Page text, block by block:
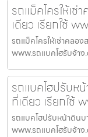
รถแม็คโครให้เช่
เดียว เรียกใช้
รถแม็คโครให้เช่าคลอ
www.รถแบคโฮรับจ้า
รถแบคโฮปรับห
ที่เดียว เรียกใช้
รถแบคโฮปรับหน้าดินบ
www.รถแบคโฮรับจ้า